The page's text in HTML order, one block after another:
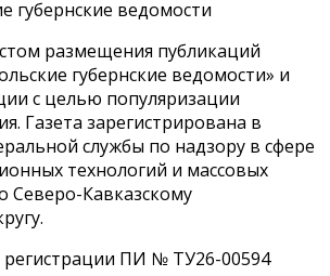
размещения публикаций
губернские ведомости» и
с целью популяризации
Газета зарегистрирована в
службы по надзору в сфере
технологий и массовых
Северо-Кавказскому
регистрации ПИ № ТУ26-00594